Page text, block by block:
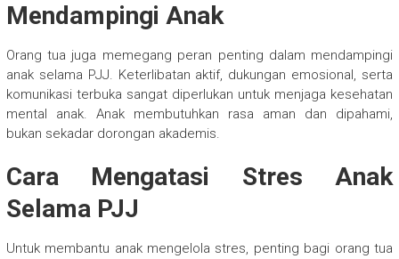
Mendampingi Anak
Orang tua juga memegang peran penting dalam mendampingi
anak selama PJJ. Keterlibatan aktif, dukungan emosional, serta
komunikasi terbuka sangat diperlukan untuk menjaga kesehatan
mental anak. Anak membutuhkan rasa aman dan dipahami,
bukan sekadar dorongan akademis.
Cara Mengatasi Stres Anak
Selama PJJ
Untuk membantu anak mengelola stres, penting bagi orang tua